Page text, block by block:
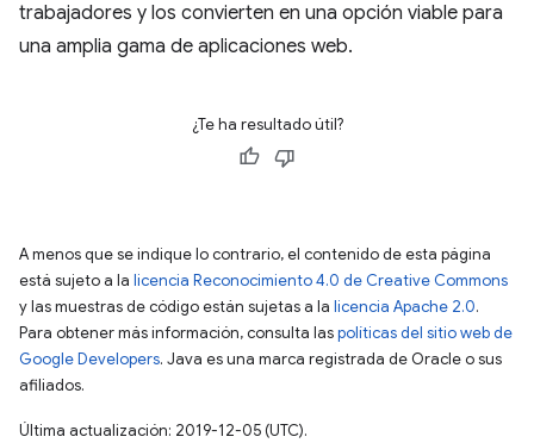
trabajadores y los convierten en una opción viable para
una amplia gama de aplicaciones web.
¿Te ha resultado útil?
A menos que se indique lo contrario, el contenido de esta página
está sujeto a la licencia Reconocimiento 4.0 de Creative Commons
y las muestras de código están sujetas a la licencia Apache 2.0.
Para obtener más información, consulta laspolíticas del sitio web de
Google Developers. Java es una marca registrada de Oracle o sus
afiliados.
Última actualización: 2019-12-05 (UTC).